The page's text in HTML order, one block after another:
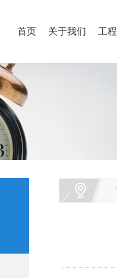
首页 关于我们 工